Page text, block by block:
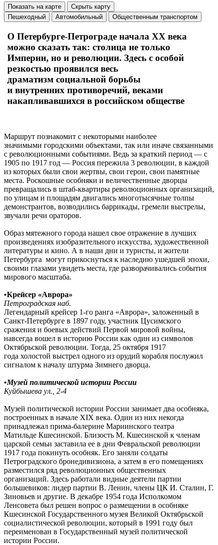
Показать на карте
Скрыть карту
Пешеходный
Автомобильный Общественным транспортом
О Петербурге-Петрограде начала XX века
можно сказать так: столица не только
Империи, но и революции. Здесь с особой
резкостью проявилcя весь
драматизм социальной борьбы
и внутренних противоречий, веками
накапливавшихся в российском обществе
Маршрут познакомит с некоторыми наиболее
значимыми городскими объектами, так или иначе связанными
с революционными событиями. Ведь за краткий период — с
1905 по 1917 год — Россия пережила 3 революции, в каждой
из которых были свои жертвы, свои герои, свои памятные
места. Роскошные особняки и величественные дворцы
превращались в штаб-квартиры революционных организаций,
по улицам и площадям двигались многотысячные толпы
демонстрантов, возводились баррикады, гремели выстрелы,
звучали речи ораторов.
Образ мятежного города нашел свое отражение в лучших
произведениях изобразительного искусства, художественной
литературы и кино. А в наши дни и туристы, и жители
Петербурга могут прикоснуться к наследию ушедшей эпохи,
своими глазами увидеть места, где разворачивались события
мирового масштаба.
•Крейсер «Аврора»
Петроградская наб.
Легендарный крейсер 1-го ранга «Аврора», заложенный в
Санкт-Петербурге в 1897 году, участник Цусимского
сражения и боевых действий Первой мировой войны,
навсегда вошел в историю России как один из символов
Октябрьской революции. Тогда, 25 октября 1917
года холостой выстрел одного из орудий корабля послужил
сигналом к началу штурма Зимнего дворца.
•Музей политической истории России
Куйбышева ул. 2-4
Музей политической истории России занимает два особняка,
построенных в начале XIX века. Один из них некогда
принадлежал прима-балерине Мариинского театра
Матильде Кшесинской. Близость М. Кшесинской к членам
царской семьи заставила ее в дни Февральской революции
1917 года покинуть особняк. Его заняли солдаты
Петроградского бронедивизиона, а затем в его помещениях
разместился ряд революционных общественных
организаций. Здесь работали видные деятели партии
большевиков: лидер партии В. Ленин, члены ЦК И. Сталин, Г.
Зиновьев и другие. В декабре 1954 года Исполкомом
Ленсовета был решен вопрос о размещении в особняке
Кшесинской Государственного музея Великой Октябрьской
социалистической революции, который в 1991 году был
переименован в Государственный музей политической
истории России.